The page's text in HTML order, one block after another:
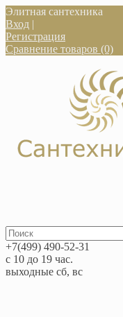
Элитная сантехника
Вход |
Регистрация
Сравнение товаров (0)
+7(499) 490-52-31
с 10 до 19 час.
выходные сб, вс